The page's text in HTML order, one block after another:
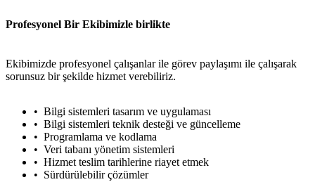
Profesyonel Bir Ekibimizle birlikte
Ekibimizde profesyonel çalışanlar ile görev paylaşımı ile çalışarak
sorunsuz bir şekilde hizmet verebiliriz.
Bilgi sistemleri tasarım ve uygulaması
Bilgi sistemleri teknik desteği ve güncelleme
Programlama ve kodlama
Veri tabanı yönetim sistemleri
Hizmet teslim tarihlerine riayet etmek
Sürdürülebilir çözümler